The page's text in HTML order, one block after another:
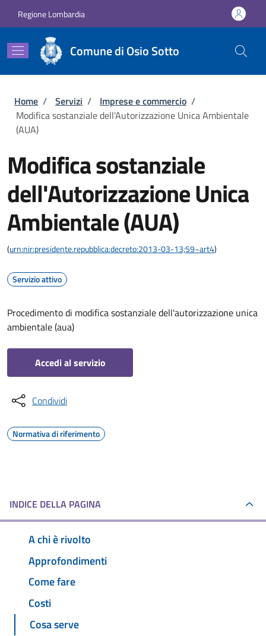
Regione Lombardia
Comune di Osio Sotto
Briciole di pane
Home / Servizi / Imprese e commercio /
Modifica sostanziale dell'Autorizzazione Unica Ambientale
(AUA)
Modifica sostanziale
dell'Autorizzazione Unica
Ambientale (AUA)
(urn:nir:presidente.repubblica:decreto:2013-03-13;59~art4)
Servizio attivo
Procedimento di modifica sostanziale dell'autorizzazione unica
ambientale (aua)
Accedi al servizio
Condividi
Normativa di riferimento
INDICE DELLA PAGINA
A chi è rivolto
Approfondimenti
Come fare
Costi
Cosa serve